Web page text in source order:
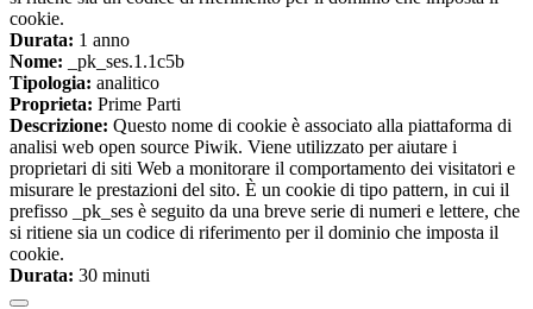
cookie.
Durata: 1 anno
Nome: _pk_ses.1.1c5b
Tipologia: analitico
Proprieta: Prime Parti
Descrizione: Questo nome di cookie è associato alla piattaforma di
analisi web open source Piwik. Viene utilizzato per aiutare i
proprietari di siti Web a monitorare il comportamento dei visitatori e
misurare le prestazioni del sito. È un cookie di tipo pattern, in cui il
prefisso _pk_ses è seguito da una breve serie di numeri e lettere, che
si ritiene sia un codice di riferimento per il dominio che imposta il
cookie.
Durata: 30 minuti